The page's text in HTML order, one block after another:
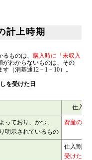
計上時期
ものは、 購入時に「未収入
がわからないものは、その
（消基通12－1－10）。
を受けた日
仕入割
っており、かつ、
明示されているもの
資産の譲
仕入割戻
受けた日